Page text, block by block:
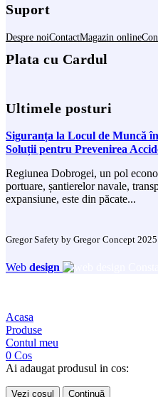
Suport
Despre noiContactMagazin online
Plata cu Cardul
Ultimele posturi
Siguranța la Locul de Muncă
Soluții pentru Prevenirea
Regiunea Dobrogei, un pol
portuare, șantierelor navale,
expansiune, este din păcate...
Gregor Safety by Gregor Concept
Web design
Acasa
Produse
Contul meu
0 Cos
Ai adaugat produsul in cos:
Vezi coșul Continuă